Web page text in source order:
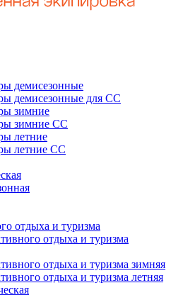
демисезонные
демисезонные для СС
зимние
зимние СС
летние
летние СС
отдыха и туризма
отдыха и туризма
отдыха и туризма зимняя
отдыха и туризма летняя